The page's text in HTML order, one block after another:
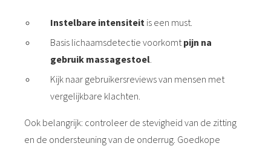
Instelbare intensiteit is een must.
Basis lichaamsdetectie voorkomt pijn na
gebruik massagestoel
Kijk naar gebruikersreviews van mensen met
vergelijkbare klachten.
Ook belangrijk: controleer de stevigheid van de zitting
en de ondersteuning van de onderrug. Goedkope